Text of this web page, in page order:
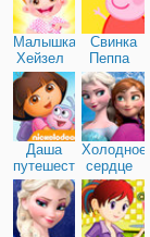
Малышка
Хейзел
Свинка
Пеппа
Даша
путешественница
Холодное
сердце